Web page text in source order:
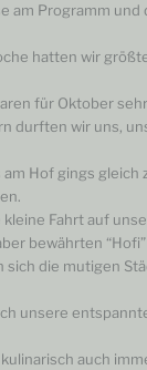
am Programm
hatten wir
für Oktober
durften wir uns,
Hof gings gleich
Fahrt auf
bewährten
sich die mutigen
unsere
kulinarisch auch